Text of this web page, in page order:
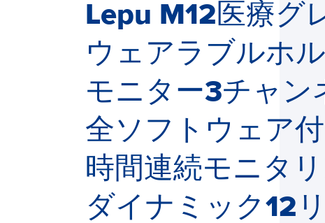
Lepu M12医療グ
ウェアラブルホ
モニター3チャン
全ソフトウェア
時間連続モニタ
ダイナミック12